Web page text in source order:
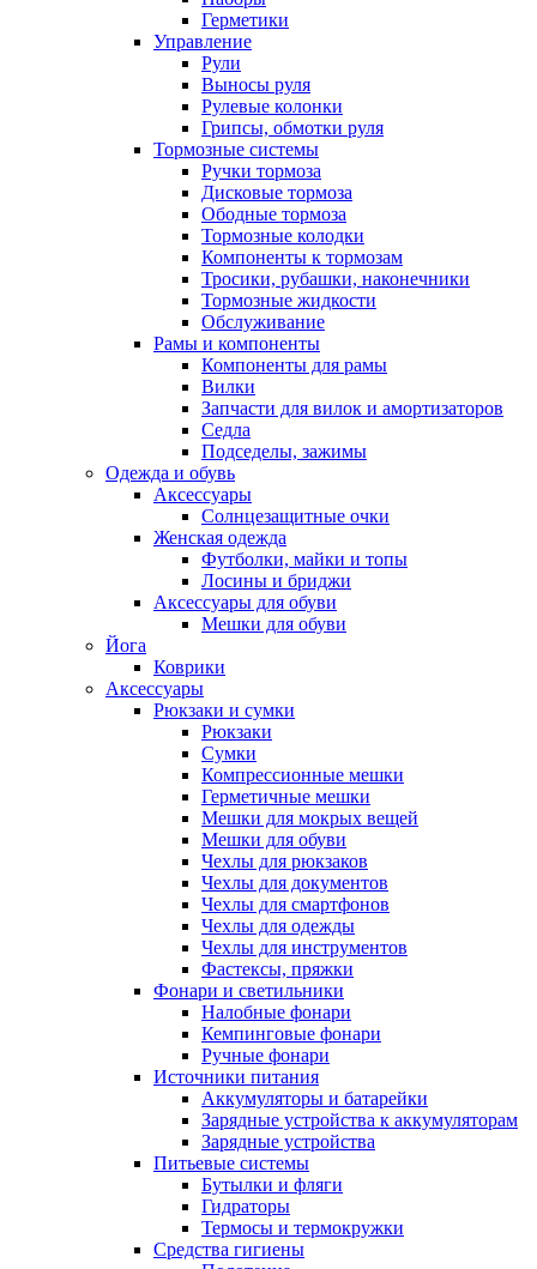
Герметики
Управление
Рули
Выносы руля
Рулевые колонки
Грипсы, обмотки руля
Тормозные системы
Ручки тормоза
Дисковые тормоза
Ободные тормоза
Тормозные колодки
Компоненты к тормозам
Тросики, рубашки, наконечники
Тормозные жидкости
Обслуживание
Рамы и компоненты
Компоненты для рамы
Вилки
Запчасти для вилок и амортизаторов
Седла
Подседелы, зажимы
Одежда и обувь
Аксессуары
Солнцезащитные очки
Женская одежда
Футболки, майки и топы
Лосины и бриджи
Аксессуары для обуви
Мешки для обуви
Йога
Коврики
Аксессуары
Рюкзаки и сумки
Рюкзаки
Сумки
Компрессионные мешки
Герметичные мешки
Мешки для мокрых вещей
Мешки для обуви
Чехлы для рюкзаков
Чехлы для документов
Чехлы для смартфонов
Чехлы для одежды
Чехлы для инструментов
Фастексы, пряжки
Фонари и светильники
Налобные фонари
Кемпинговые фонари
Ручные фонари
Источники питания
Аккумуляторы и батарейки
Зарядные устройства к аккумуляторам
Зарядные устройства
Питьевые системы
Бутылки и фляги
Гидраторы
Термосы и термокружки
Средства гигиены